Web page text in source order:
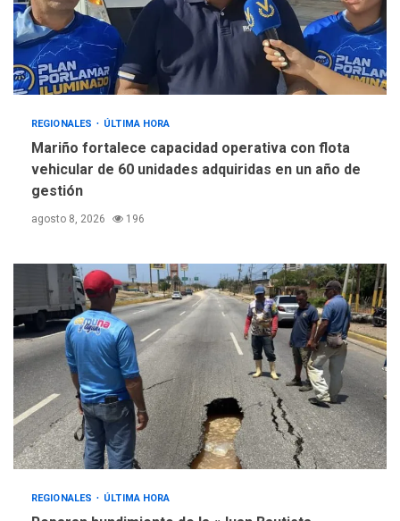
REGIONALES ÚLTIMA HORA
Mariño fortalece capacidad operativa con flota
vehicular de 60 unidades adquiridas en un año de
gestión
agosto 8, 2026 196
REGIONALES ÚLTIMA HORA